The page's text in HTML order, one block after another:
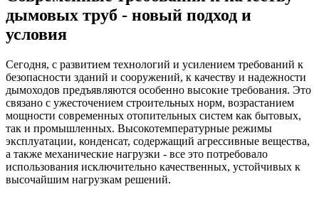
дымовых труб - новый подход и
условия
Сегодня, с развитием технологий и усилением требований к
безопасности зданий и сооружений, к качеству и надежности
дымоходов предъявляются особенно высокие требования. Это
связано с ужесточением строительных норм, возрастанием
мощности современных отопительных систем как бытовых,
так и промышленных. Высокотемпературные режимы
эксплуатации, конденсат, содержащий агрессивные вещества,
а также механические нагрузки - все это потребовало
использования исключительно качественных, устойчивых к
высочайшим нагрузкам решений.